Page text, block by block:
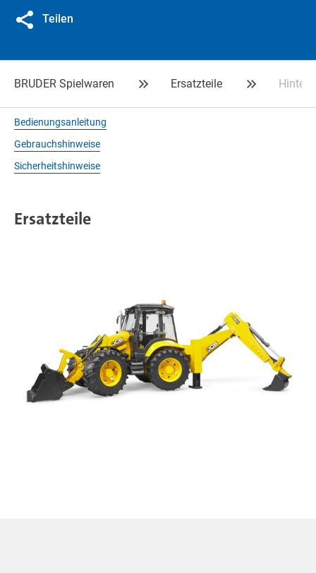
Teilen
BRUDER Spielwaren Ersatzteile
Bedienungsanleitung
Gebrauchshinweise
Sicherheitshinweise
Ersatzteile